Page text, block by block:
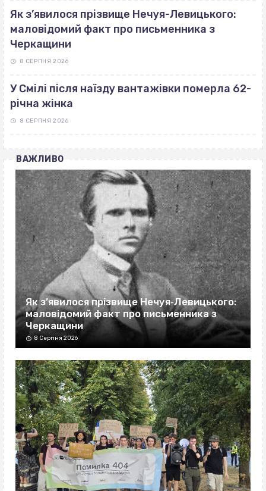
Як з’явилося прізвище Нечуя-Левицького:
маловідомий факт про письменника з
Черкащини
8 СЕРПНЯ 2026
У Смілі після наїзду вантажівки померла 62-
річна жінка
8 СЕРПНЯ 2026
ВАЖЛИВО
Як з’явилося прізвище Нечуя‐Левицького:
маловідомий факт про письменника з
Черкащини
8 Серпня 2026